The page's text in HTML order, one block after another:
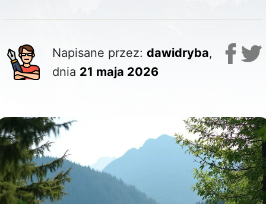
Napisane przez: dawidryba,
dnia 21 maja 2026